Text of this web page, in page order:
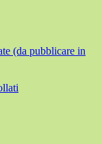
(da pubblicare in